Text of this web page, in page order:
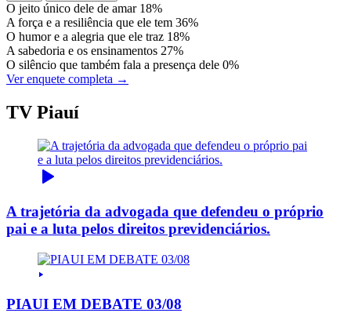
O jeito único dele de amar 18%
A força e a resiliência que ele tem 36%
O humor e a alegria que ele traz 18%
A sabedoria e os ensinamentos 27%
O silêncio que também fala a presença dele 0%
Ver enquete completa →
TV Piauí
A trajetória da advogada que defendeu o próprio
pai e a luta pelos direitos previdenciários.
PIAUI EM DEBATE 03/08